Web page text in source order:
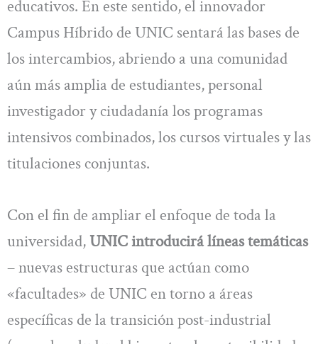
educativos. En este sentido, el innovador
Campus Híbrido de UNIC sentará las bases de
los intercambios, abriendo a una comunidad
aún más amplia de estudiantes, personal
investigador y ciudadanía los programas
intensivos combinados, los cursos virtuales y las
titulaciones conjuntas.
Con el fin de ampliar el enfoque de toda la
universidad, UNIC introducirá líneas temáticas
– nuevas estructuras que actúan como
«facultades» de UNIC en torno a áreas
específicas de la transición post-industrial